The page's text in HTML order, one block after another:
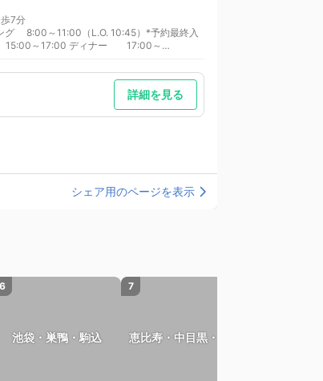
7分
～17:00 ディナー 17:00～
詳細を見る
シェア用のページを表示
6
池袋・巣鴨・駒込
7
恵比寿・中目黒・目黒